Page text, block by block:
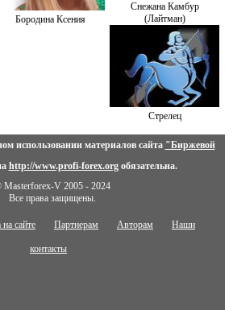
Бородина Ксения
Снежана Камбур
(Лайтман)
Стрелец
использовании материалов сайта "Биржевой
http://www.profi-forex.orgобязательна.
Masterforex-V 2005 - 2024
Все права защищены.
сайте Партнерам Авторам Наши
контакты